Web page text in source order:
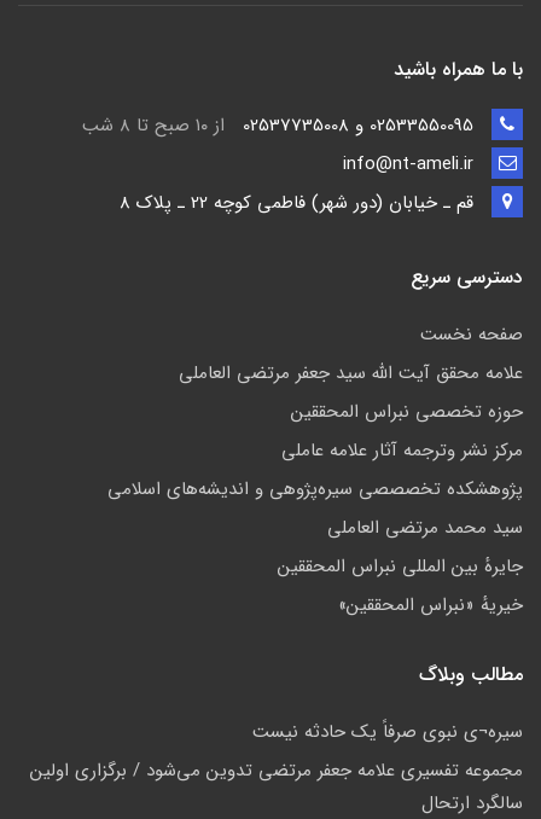
با ما همراه باشید
از ۱۰ صبح تا ۸ شب
قم ـ خيابان (دور شهر) فاطمي كوچه 22 ـ پلاک 8
دسترسی سریع
صفحه نخست
علامه محقق آیت الله سید جعفر مرتضی العاملی
حوزه تخصصی نبراس المحققین
مركز نشر وترجمه آثار علامه عاملی
پژوهشكده تخصصصى سیره‌پژوهی و اندیشه‌های اسلامی
سید محمد مرتضی العاملی
جايرهٔ بین المللی نبراس المحققین
خيريهٔ «نبراس المحققين»
مطالب وبلاگ
سيره¬ى نبوى صرفاً يک حادثه نيست
مجموعه تفسیری علامه جعفر مرتضی تدوین می‌شود / برگزاری اولین
سالگرد ارتحال